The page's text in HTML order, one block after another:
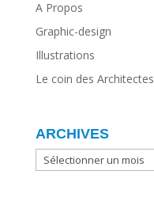
A Propos
Graphic-design
Illustrations
Le coin des Architectes
ARCHIVES
ARCHIVES